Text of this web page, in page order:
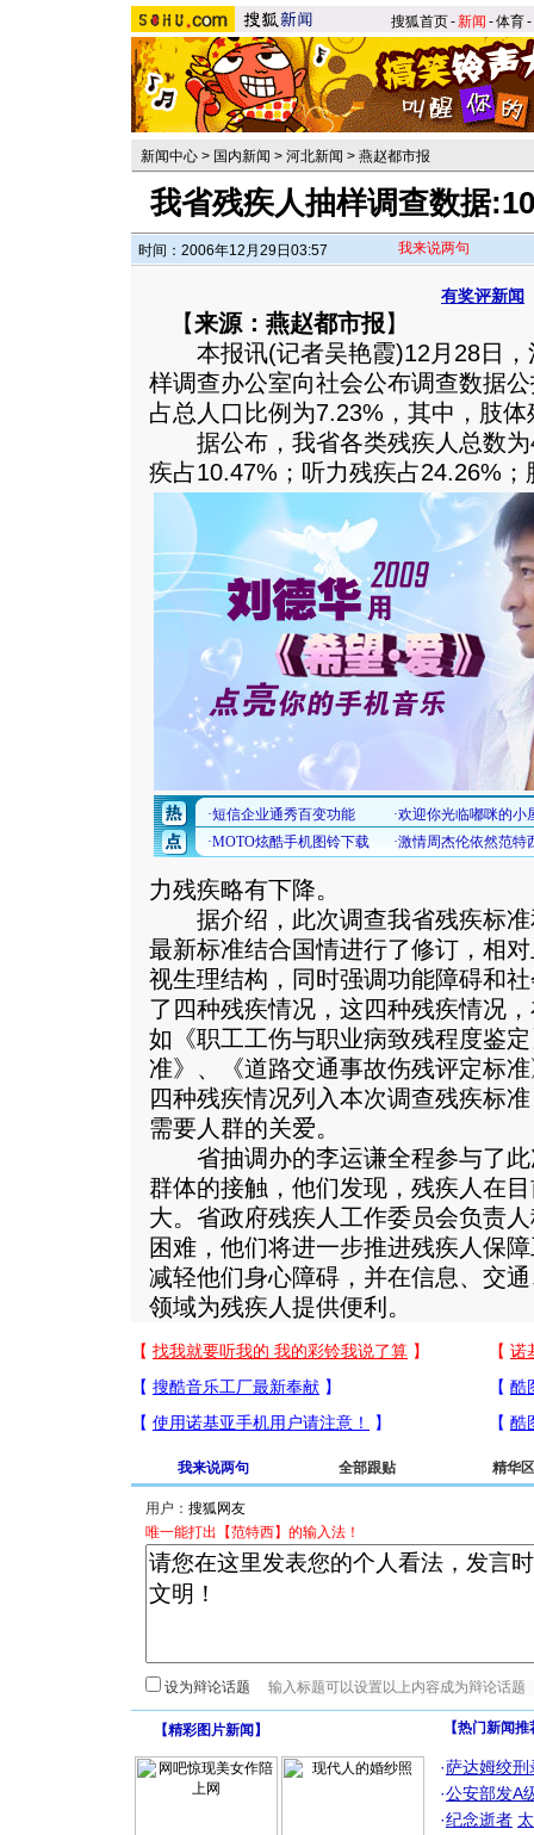
搜狐首页-新闻 -体育-
新闻中心 > 国内新闻 > 河北新闻 > 燕赵都市报
我省残疾人抽样调查数据
时间：2006年12月29日03:57 我来说两句
有奖评新闻
【来源：燕赵都市报】
本报讯(记者吴艳霞)12月28日，
样调查办公室向社会公布调查数据
占总人口比例为7.23%，其中，肢
据公布，我省各类残疾人总数为
疾占10.47%；听力残疾占24.26%
力残疾略有下降。
据介绍，此次调查我省残疾标准
最新标准结合国情进行了修订，相
视生理结构，同时强调功能障碍和
了四种残疾情况，这四种残疾情况
如《职工工伤与职业病致残程度鉴
准》、《道路交通事故伤残评定标
四种残疾情况列入本次调查残疾标
需要人群的关爱。
省抽调办的李运谦全程参与了此
群体的接触，他们发现，残疾人在
大。省政府残疾人工作委员会负责
困难，他们将进一步推进残疾人保
减轻他们身心障碍，并在信息、交
领域为残疾人提供便利。
我来说两句 全部跟贴 精华区
用户：
唯一能打出【范特西】的输入法！
设为辩论话题
【精彩图片新闻 】 【热门新闻
·萨达姆绞刑
·公安部发A
·纪念逝者